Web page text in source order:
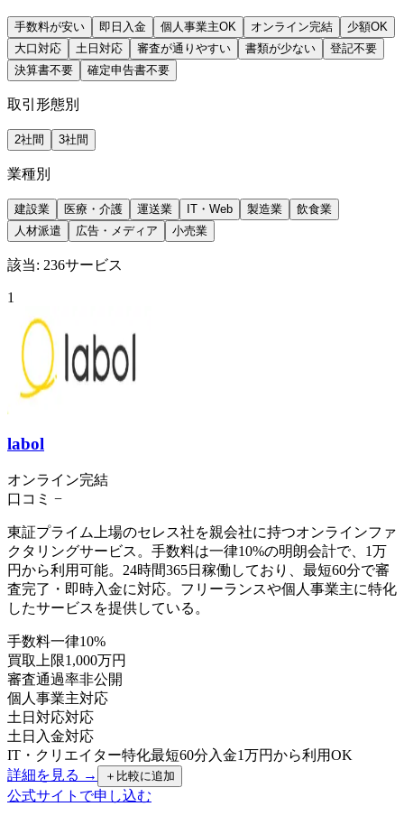
手数料が安い 即日入金 個人事業主OK オンライン完結
少額OK
大口対応
土日対応 審査が通りやすい 書類が少ない
登記不要
決算書不要
確定申告書不要
取引形態別
2社間 3社間
業種別
建設業 医療・介護 運送業 IT・Web 製造業
飲食業
人材派遣
広告・メディア 小売業
該当: 236サービス
1
labol
オンライン完結
口コミ −
東証プライム上場のセレス社を親会社に持つオンラインファ
クタリングサービス。手数料は一律10%の明朗会計で、1万
円から利用可能。24時間365日稼働しており、最短60分で審
査完了・即時入金に対応。フリーランスや個人事業主に特化
したサービスを提供している。
手数料一律10%
買取上限1,000万円
審査通過率非公開
個人事業主対応
土日対応対応
土日入金対応
IT・クリエイター特化最短60分入金1万円から利用OK
詳細を見る →
＋ 比較に追加
公式サイトで申し込む